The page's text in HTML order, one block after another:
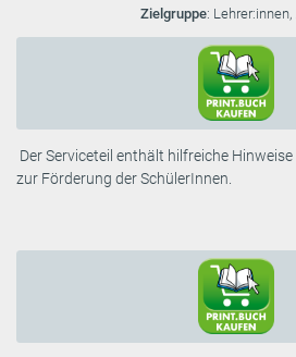
Zielgruppe:
Der Serviceteil enthält hilfreiche
zur Förderung der SchülerInnen.